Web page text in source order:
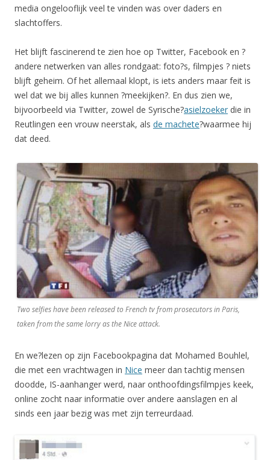
media ongelooflijk veel te vinden was over daders en
slachtoffers.
Het blijft fascinerend te zien hoe op Twitter, Facebook en ?
andere netwerken van alles rondgaat: foto?s, filmpjes ? niets
blijft geheim. Of het allemaal klopt, is iets anders maar feit is
wel dat we bij alles kunnen ?meekijken?. En dus zien we,
bijvoorbeeld via Twitter, zowel de Syrische?asielzoeker die in
Reutlingen een vrouw neerstak, als de machete?waarmee hij
dat deed.
Two selfies have been released to French tv from prosecutors in Paris,
taken from the same lorry as the Nice attack.
En we?lezen op zijn Facebookpagina dat Mohamed Bouhlel,
die met een vrachtwagen in Nice meer dan tachtig mensen
doodde, IS-aanhanger werd, naar onthoofdingsfilmpjes keek,
online zocht naar informatie over andere aanslagen en al
sinds een jaar bezig was met zijn terreurdaad.